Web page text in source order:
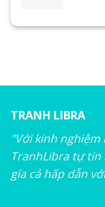
TRANH LIBRA
"Với kinh
TranhLibra tự tin
gía cả hấp dẫn